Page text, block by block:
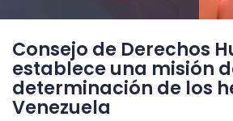
Consejo de Derechos
establece una misión
determinación de los
Venezuela